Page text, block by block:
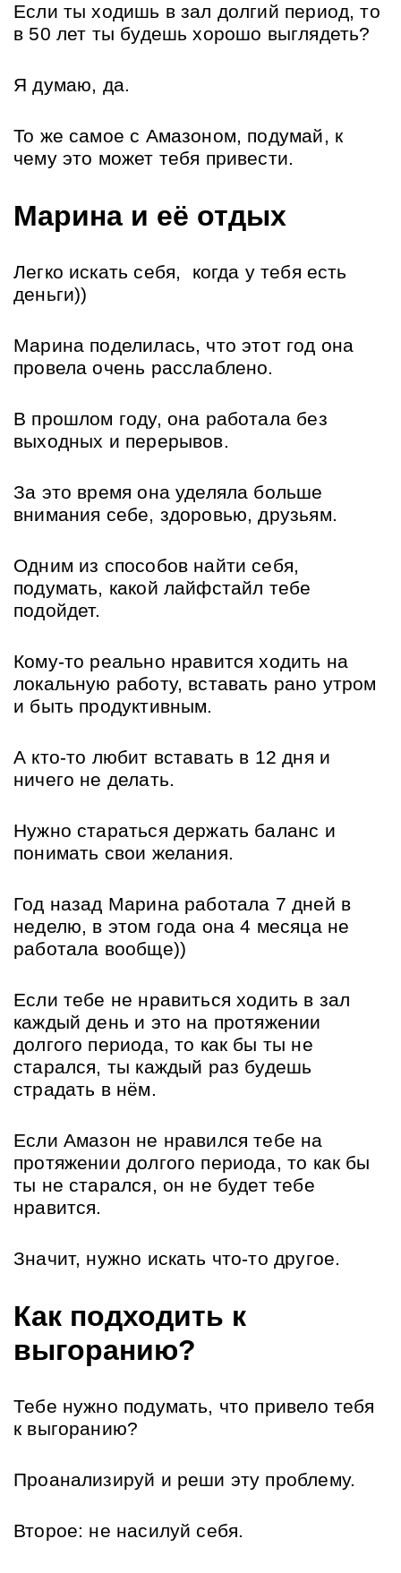
Если ты ходишь в зал долгий период, то
в 50 лет ты будешь хорошо выглядеть?
Я думаю, да.
То же самое с Амазоном, подумай, к
чему это может тебя привести.
Марина и её отдых
Легко искать себя,  когда у тебя есть
деньги))
Марина поделилась, что этот год она
провела очень расслаблено.
В прошлом году, она работала без
выходных и перерывов.
За это время она уделяла больше
внимания себе, здоровью, друзьям.
Одним из способов найти себя,
подумать, какой лайфстайл тебе
подойдет.
Кому-то реально нравится ходить на
локальную работу, вставать рано утром
и быть продуктивным.
А кто-то любит вставать в 12 дня и
ничего не делать.
Нужно стараться держать баланс и
понимать свои желания.
Год назад Марина работала 7 дней в
неделю, в этом года она 4 месяца не
работала вообще))
Если тебе не нравиться ходить в зал
каждый день и это на протяжении
долгого периода, то как бы ты не
старался, ты каждый раз будешь
страдать в нём.
Если Амазон не нравился тебе на
протяжении долгого периода, то как бы
ты не старался, он не будет тебе
нравится.
Значит, нужно искать что-то другое.
Как подходить к
выгоранию?
Тебе нужно подумать, что привело тебя
к выгоранию?
Проанализируй и реши эту проблему.
Второе: не насилуй себя.